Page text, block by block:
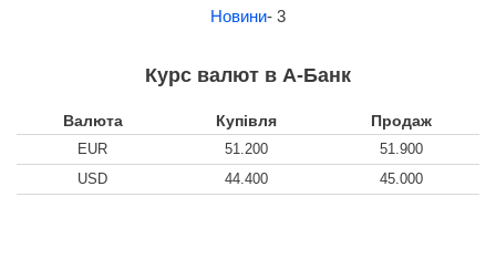
Новини- 3
Курс валют в А-Банк
Валюта Купівля Продаж
EUR 51.200
51.900
USD
44.400 45.000